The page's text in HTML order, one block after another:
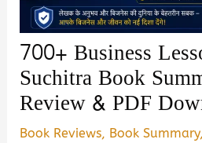
700+ Business
Suchitra Book
Review & PDF
Book Reviews, Book Summary,